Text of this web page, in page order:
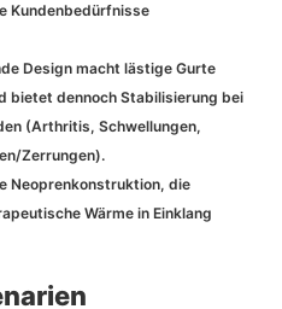
Kundenbedürfnisse
Design macht lästige Gurte
bietet dennoch Stabilisierung bei
(Arthritis, Schwellungen,
Zerrungen).
Neoprenkonstruktion, die
Wärme in Einklang